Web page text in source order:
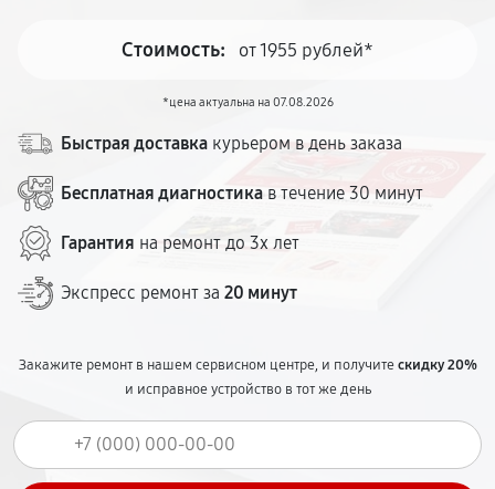
Стоимость: от 1955 рублей*
*цена актуальна на 07.08.2026
Быстрая доставка курьером в день заказа
Бесплатная диагностика в течение 30 минут
Гарантия на ремонт до 3х лет
Экспресс ремонт за 20 минут
Закажите ремонт в нашем сервисном центре, и получитескидку 20%
и исправное устройство в тот же день